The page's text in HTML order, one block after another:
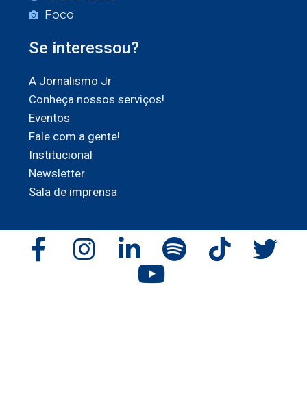
Foco
Se interessou?
A Jornalismo Jr
Conheça nossos serviços!
Eventos
Fale com a gente!
Institucional
Newsletter
Sala de imprensa